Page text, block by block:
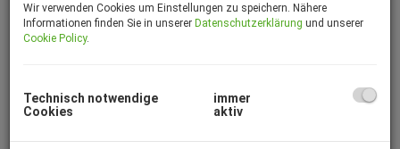
Beschreibung
Zum Verkauf gelangt ein geräumiges Einfamilienhaus aufin
Wir verwenden Cookies um Einstellungen zu speichern. Nähere
Informationen finden Sie in unserer Datenschutzerklärung und unserer
Cookie Policy.
Technisch notwendige
Cookies
immer
aktiv